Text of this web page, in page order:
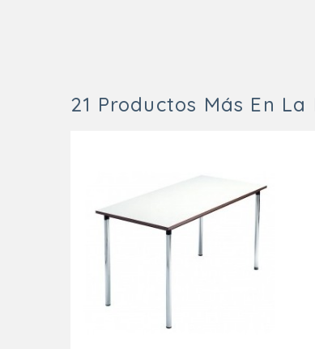
21 Productos Más En